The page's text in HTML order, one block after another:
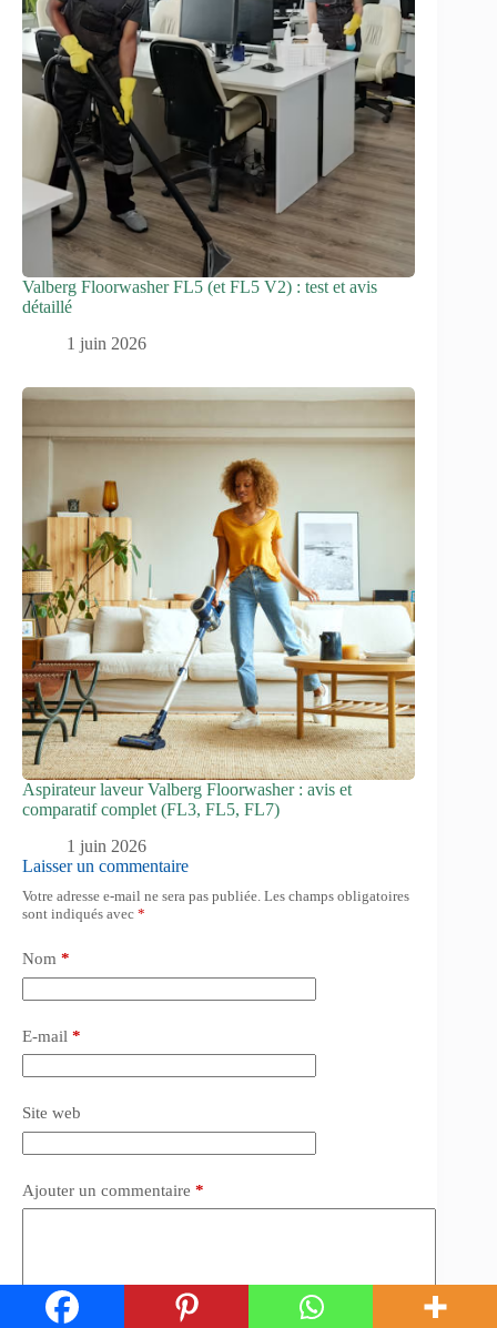
Valberg Floorwasher FL5 (et FL5 V2) : test et avis
détaillé
1 juin 2026
Aspirateur laveur Valberg Floorwasher : avis et
comparatif complet (FL3, FL5, FL7)
1 juin 2026
Laisser un commentaire
Votre adresse e-mail ne sera pas publiée. Les champs obligatoires
sont indiqués avec *
Nom *
E-mail *
Site web
Ajouter un commentaire *